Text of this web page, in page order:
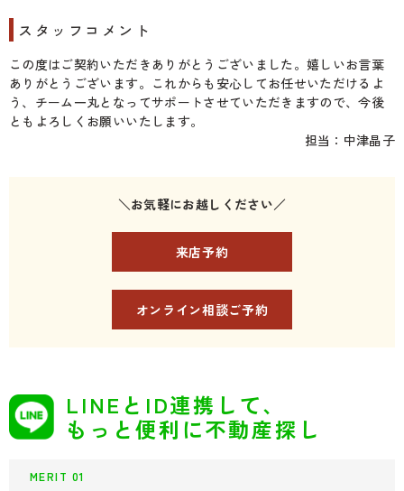
スタッフコメント
この度はご契約いただきありがとうございました。嬉しいお言葉
ありがとうございます。これからも安心してお任せいただけるよ
う、チーム一丸となってサポートさせていただきますので、今後
ともよろしくお願いいたします。
担当：中津晶子
＼お気軽にお越しください／
来店予約
オンライン相談ご予約
LINEとID連携して、
もっと便利に不動産探し
MERIT 01